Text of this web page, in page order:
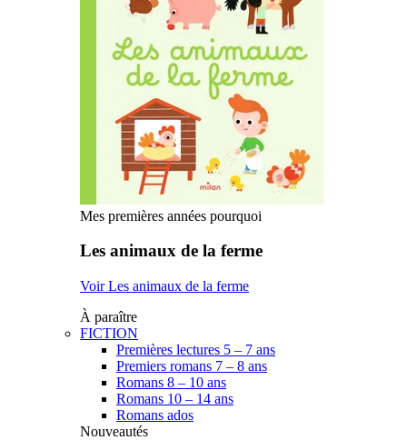
Mes premières années pourquoi
Les animaux de la ferme
Voir Les animaux de la ferme
À paraître
FICTION
Premières lectures 5 – 7 ans
Premiers romans 7 – 8 ans
Romans 8 – 10 ans
Romans 10 – 14 ans
Romans ados
Nouveautés